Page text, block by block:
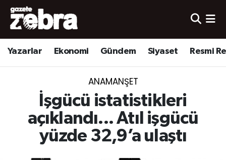
Yazarlar Ekonomi Gündem Siyaset Resmi
ANAMANŞET
İşgücü istatistikleri
açıklandı... Atıl işgücü
yüzde 32,9’a ulaştı
Yazarlar
Ekonomi
Kültür-Sanat
Yerel
Spor
Nöbetçi Eczaneler
Hava Durumu
Trafik Durumu
Süper Lig Puan Durumu ve Fikstür
Tüm Manşetler